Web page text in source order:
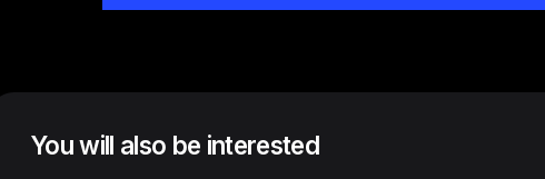
You will also be interested